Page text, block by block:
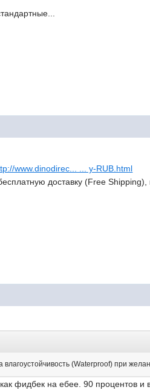
www.dinodirec... ... y-RUB.html
доставку (Free Shipping),
(Waterproof) при
фидбек на ебее. 90 процентов и